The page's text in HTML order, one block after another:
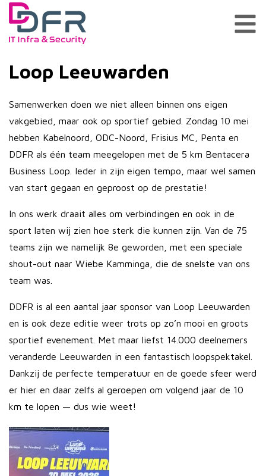
Loop Leeuwarden
Samenwerken doen we niet alleen binnen ons eigen
vakgebied, maar ook op sportief gebied. Zondag 10 mei
hebben Kabelnoord, ODC-Noord, Frisius MC, Penta en
DDFR als één team meegelopen met de 5 km Bentacera
Business Loop. Ieder in zijn eigen tempo, maar wel samen
van start gegaan en geproost op de prestatie!
In ons werk draait alles om verbindingen en ook in de
sport laten wij zien hoe sterk die kunnen zijn. Van de 75
teams zijn we namelijk 8e geworden, met een speciale
shout-out naar Wiebe Kamminga, die de snelste van ons
team was.
DDFR is al een aantal jaar sponsor van Loop Leeuwarden
en is ook deze editie weer trots op zo’n mooi en groots
sportief evenement. Met maar liefst 14.000 deelnemers
veranderde Leeuwarden in een fantastisch loopspektakel.
Dankzij de perfecte temperatuur en de goede sfeer werd
er hier en daar zelfs al geroepen om volgend jaar de 10
km te lopen — dus wie weet!